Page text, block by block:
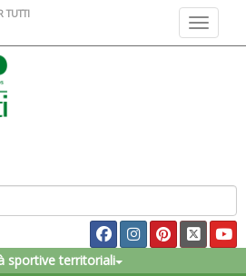
Toggle
TUTTI
sportive territoriali